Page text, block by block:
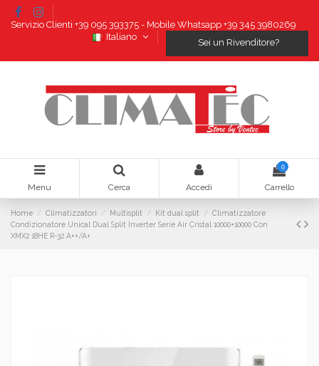
Servizio Clienti +39 095 393375 - Mobile Whatsapp +39 345 3980269
Italiano
Sei un Rivenditore?
Menu Cerca Accedi
0
Carrello
Home Climatizzatori Multisplit Kit dual split
Climatizzatore
Condizionatore Unical Dual Split Inverter Serie Air Cristal 10000+10000 Con
XMX2 18HE R-32 A++/A+